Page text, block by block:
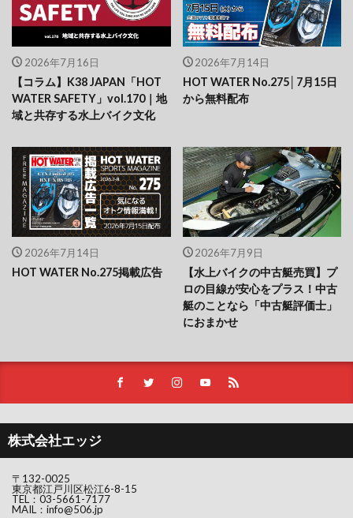
2026年7月16日
【コラム】K38 JAPAN「HOT
WATER SAFETY」vol.170｜地
域と共存する水上バイク文化
2026年7月14日
HOT WATER No.275│7月15日
から無料配布
2026年7月14日
HOT WATER No.275掲載広告
2026年7月9日
【水上バイクの中古艇売買】プ
ロの目線が安心をプラス！中古
艇のことなら「中古艇評価士」
におまかせ
株式会社エッジ
〒132-0025
東京都江戸川区松江6-8-15
TEL： 03-5661-7177
MAIL： info@506.jp